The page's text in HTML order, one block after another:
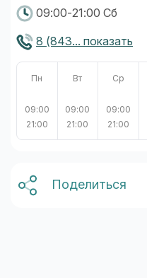
09:00-21:00 Сб
8 (843... показать
Пн
09:00
21:00
Вт
09:00
21:00
Ср
09:00
21:00
Поделиться